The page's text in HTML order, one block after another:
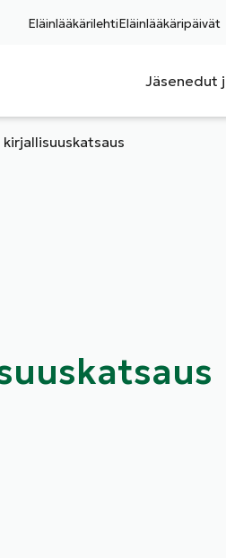
EläinlääkärilehtiEläinlääkäripäivät
Jäsenedut